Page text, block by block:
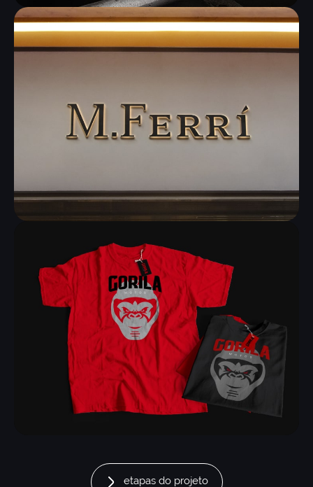
etapas do projeto